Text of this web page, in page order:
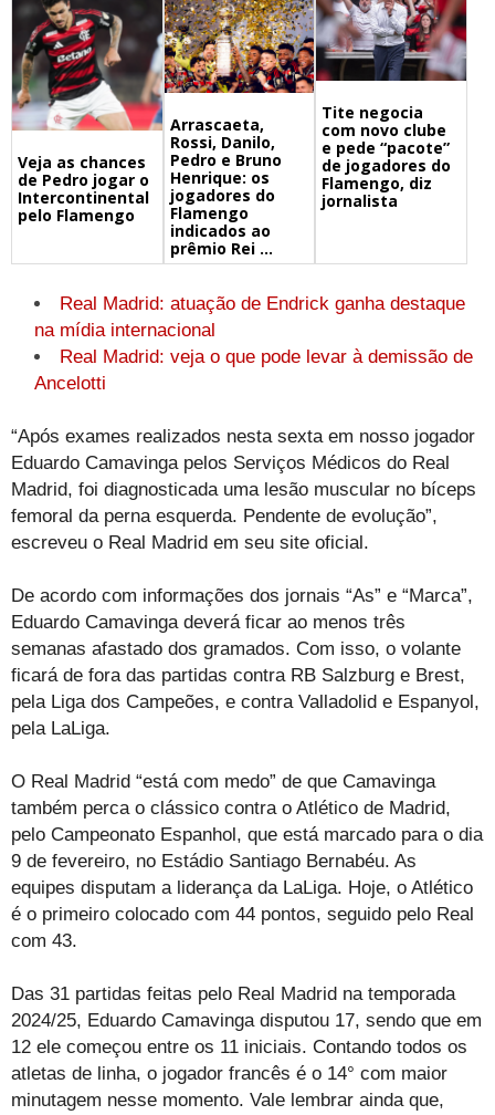
Veja as chances
de Pedro jogar o
Intercontinental
pelo Flamengo
Arrascaeta,
Rossi, Danilo,
Pedro e Bruno
Henrique: os
jogadores do
Flamengo
indicados ao
prêmio Rei ...
Tite negocia
com novo clube
e pede “pacote”
de jogadores do
Flamengo, diz
jornalista
Real Madrid: atuação de Endrick ganha destaque
na mídia internacional
Real Madrid: veja o que pode levar à demissão de
Ancelotti
“Após exames realizados nesta sexta em nosso jogador
Eduardo Camavinga pelos Serviços Médicos do Real
Madrid, foi diagnosticada uma lesão muscular no bíceps
femoral da perna esquerda. Pendente de evolução”,
escreveu o Real Madrid em seu site oficial.
De acordo com informações dos jornais “As” e “Marca”,
Eduardo Camavinga deverá ficar ao menos três
semanas afastado dos gramados. Com isso, o volante
ficará de fora das partidas contra RB Salzburg e Brest,
pela Liga dos Campeões, e contra Valladolid e Espanyol,
pela LaLiga.
O Real Madrid “está com medo” de que Camavinga
também perca o clássico contra o Atlético de Madrid,
pelo Campeonato Espanhol, que está marcado para o dia
9 de fevereiro, no Estádio Santiago Bernabéu. As
equipes disputam a liderança da LaLiga. Hoje, o Atlético
é o primeiro colocado com 44 pontos, seguido pelo Real
com 43.
Das 31 partidas feitas pelo Real Madrid na temporada
2024/25, Eduardo Camavinga disputou 17, sendo que em
12 ele começou entre os 11 iniciais. Contando todos os
atletas de linha, o jogador francês é o 14° com maior
minutagem nesse momento. Vale lembrar ainda que,